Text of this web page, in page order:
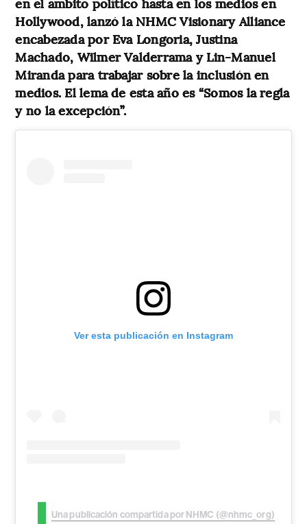
Hollywood, lanzó la NHMC Visionary Alliance
encabezada por Eva Longoria, Justina
Machado, Wilmer Valderrama y Lin-Manuel
Miranda para trabajar sobre la inclusión en
medios. El lema de esta año es “Somos la regla
y no la excepción”.
Ver esta publicación en Instagram
Una publicación compartida por NHMC (@nhmc_org)